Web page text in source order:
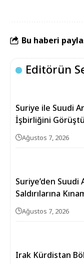
Bu haberi
Editörün
Suriye ile Suudi
İşbirliğini Görüştü
Ağustos 7, 2026
Suriye’den Suudi
Saldırılarına
Ağustos 7, 2026
Irak Kürdistan